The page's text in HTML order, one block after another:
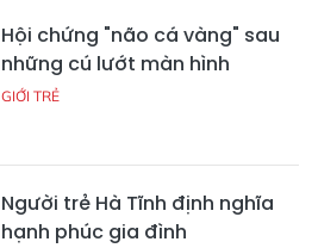
Hội chứng "não cá vàng" sau
những cú lướt màn hình
GIỚI TRẺ
Người trẻ Hà Tĩnh định nghĩa
hạnh phúc gia đình